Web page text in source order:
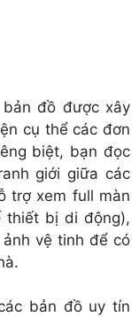
đồ được xây
cụ thể các đơn
biệt, bạn đọc
giới giữa các
trợ xem full màn
thiết bị di động),
vệ tinh để có
bản đồ uy tín